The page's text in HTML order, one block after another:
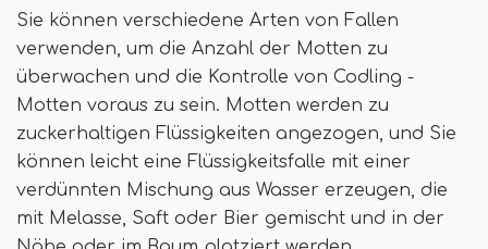
Sie können verschiedene Arten von Fallen
verwenden, um die Anzahl der Motten zu
überwachen und die Kontrolle von Codling -
Motten voraus zu sein. Motten werden zu
zuckerhaltigen Flüssigkeiten angezogen, und Sie
können leicht eine Flüssigkeitsfalle mit einer
verdünnten Mischung aus Wasser erzeugen, die
mit Melasse, Saft oder Bier gemischt und in der